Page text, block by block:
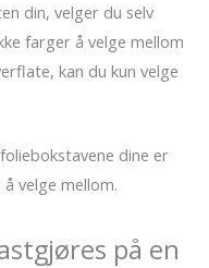
din, velger du selv
farger å velge mellom
kan du kun velge
dine er
velge mellom.
på en